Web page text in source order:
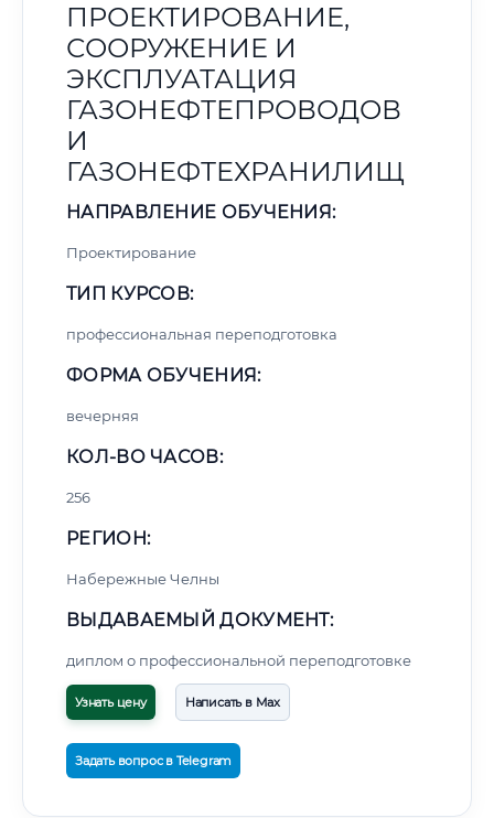
ПРОЕКТИРОВАНИЕ,
СООРУЖЕНИЕ И
ЭКСПЛУАТАЦИЯ
ГАЗОНЕФТЕПРОВОДОВ
И
ГАЗОНЕФТЕХРАНИЛИЩ
НАПРАВЛЕНИЕ ОБУЧЕНИЯ:
Проектирование
ТИП КУРСОВ:
профессиональная переподготовка
ФОРМА ОБУЧЕНИЯ:
вечерняя
КОЛ-ВО ЧАСОВ:
256
РЕГИОН:
Набережные Челны
ВЫДАВАЕМЫЙ ДОКУМЕНТ:
диплом о профессиональной переподготовке
Узнать цену Написать в Max
Задать вопрос в Telegram